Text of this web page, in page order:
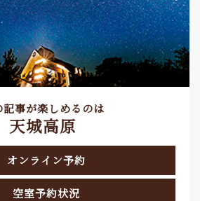
記事が楽しめるのは
天城高原
オンライン予約
空室予約状況